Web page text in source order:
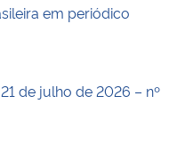
em periódico
de julho de 2026 – nº